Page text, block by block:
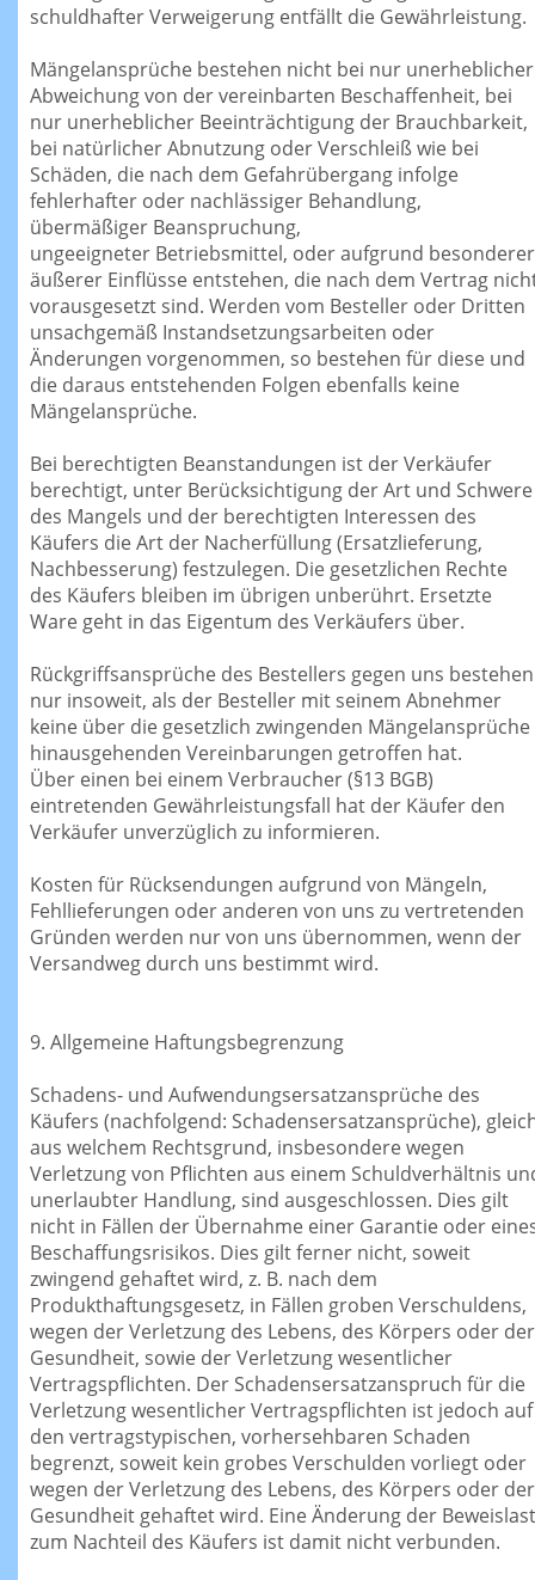
schuldhafter Verweigerung entfällt die Gewährleistung.
Mängelansprüche bestehen nicht bei nur unerheblicher
Abweichung von der vereinbarten Beschaffenheit, bei
nur unerheblicher Beeinträchtigung der Brauchbarkeit,
bei natürlicher Abnutzung oder Verschleiß wie bei
Schäden, die nach dem Gefahrübergang infolge
fehlerhafter oder nachlässiger Behandlung,
übermäßiger Beanspruchung,
ungeeigneter Betriebsmittel, oder aufgrund besonderer
äußerer Einflüsse entstehen, die nach dem Vertrag
vorausgesetzt sind. Werden vom Besteller oder Dritten
unsachgemäß Instandsetzungsarbeiten oder
Änderungen vorgenommen, so bestehen für diese und
die daraus entstehenden Folgen ebenfalls keine
Mängelansprüche.
Bei berechtigten Beanstandungen ist der Verkäufer
berechtigt, unter Berücksichtigung der Art und Schwere
des Mangels und der berechtigten Interessen des
Käufers die Art der Nacherfüllung (Ersatzlieferung,
Nachbesserung) festzulegen. Die gesetzlichen Rechte
des Käufers bleiben im übrigen unberührt. Ersetzte
Ware geht in das Eigentum des Verkäufers über.
Rückgriffsansprüche des Bestellers gegen uns bestehen
nur insoweit, als der Besteller mit seinem Abnehmer
keine über die gesetzlich zwingenden Mängelansprüche
hinausgehenden Vereinbarungen getroffen hat.
Über einen bei einem Verbraucher (§13 BGB)
eintretenden Gewährleistungsfall hat der Käufer den
Verkäufer unverzüglich zu informieren.
Kosten für Rücksendungen aufgrund von Mängeln,
Fehllieferungen oder anderen von uns zu vertretenden
Gründen werden nur von uns übernommen, wenn der
Versandweg durch uns bestimmt wird.
9. Allgemeine Haftungsbegrenzung
Schadens- und Aufwendungsersatzansprüche des
Käufers (nachfolgend: Schadensersatzansprüche),
aus welchem Rechtsgrund, insbesondere wegen
Verletzung von Pflichten aus einem Schuldverhältnis
unerlaubter Handlung, sind ausgeschlossen. Dies gilt
nicht in Fällen der Übernahme einer Garantie oder
Beschaffungsrisikos. Dies gilt ferner nicht, soweit
zwingend gehaftet wird, z. B. nach dem
Produkthaftungsgesetz, in Fällen groben Verschuldens,
wegen der Verletzung des Lebens, des Körpers oder der
Gesundheit, sowie der Verletzung wesentlicher
Vertragspflichten. Der Schadensersatzanspruch für die
Verletzung wesentlicher Vertragspflichten ist jedoch auf
den vertragstypischen, vorhersehbaren Schaden
begrenzt, soweit kein grobes Verschulden vorliegt oder
wegen der Verletzung des Lebens, des Körpers oder der
Gesundheit gehaftet wird. Eine Änderung der Beweislast
zum Nachteil des Käufers ist damit nicht verbunden.